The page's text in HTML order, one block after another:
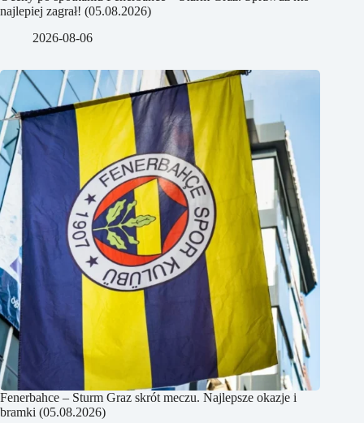
najlepiej zagrał! (05.08.2026)
2026-08-06
Fenerbahce – Sturm Graz skrót meczu. Najlepsze okazje i
bramki (05.08.2026)